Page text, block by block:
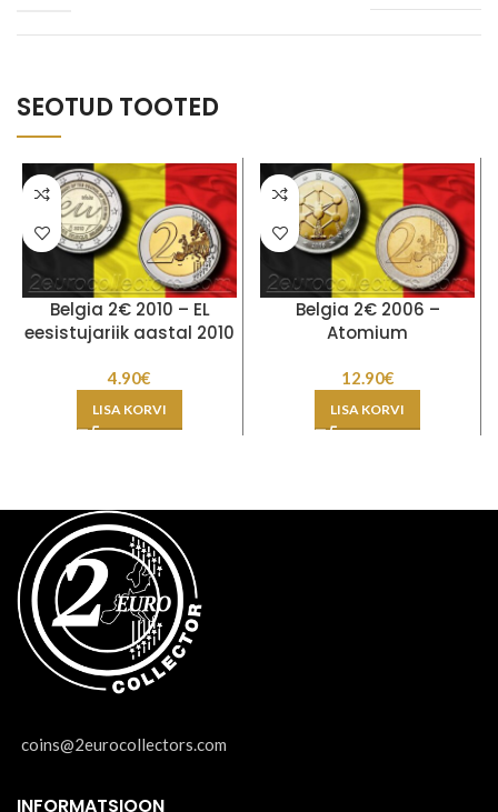
SEOTUD TOOTED
Belgia 2€ 2010 – EL
eesistujariik aastal 2010
4.90€
LISA KORVI
Belgia 2€ 2006 –
Atomium
12.90€
LISA KORVI
coins@2eurocollectors.com
INFORMATSIOON